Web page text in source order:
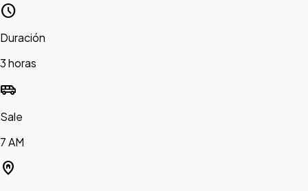
schedule
Duración
3 horas
airport_shuttle
Sale
7 AM
home_pin